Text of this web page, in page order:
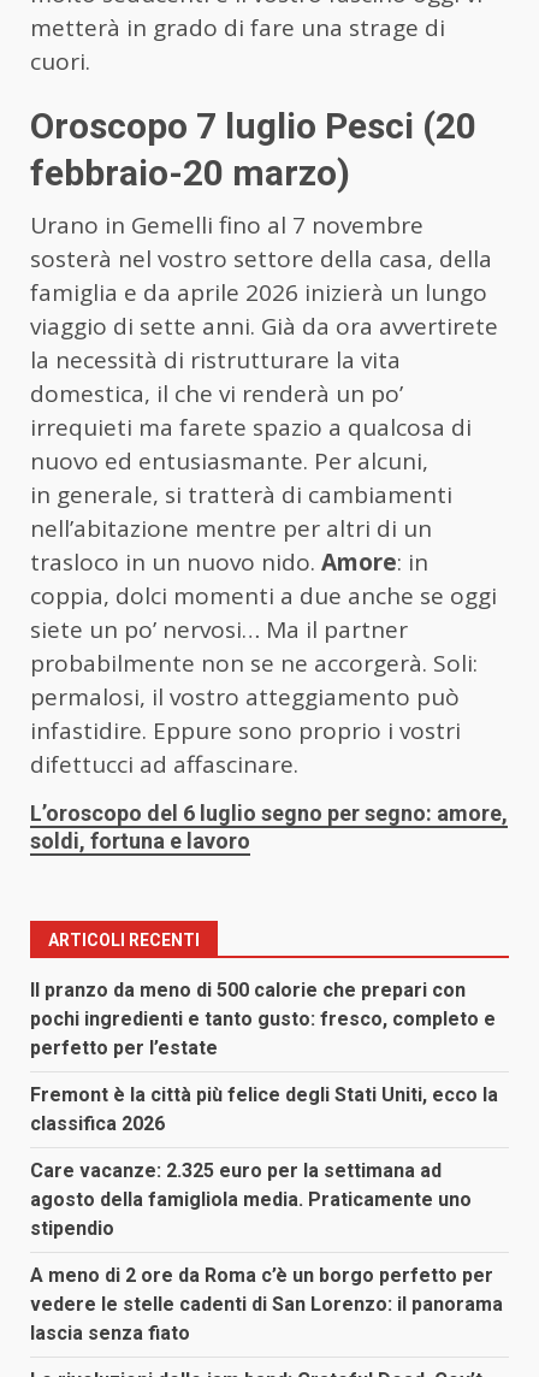
metterà in grado di fare una strage di
cuori.
Oroscopo 7 luglio Pesci (20
febbraio-20 marzo)
Urano in Gemelli fino al 7 novembre
sosterà nel vostro settore della casa, della
famiglia e da aprile 2026 inizierà un lungo
viaggio di sette anni. Già da ora avvertirete
la necessità di ristrutturare la vita
domestica, il che vi renderà un po’
irrequieti ma farete spazio a qualcosa di
nuovo ed entusiasmante. Per alcuni,
in generale, si tratterà di cambiamenti
nell’abitazione mentre per altri di un
trasloco in un nuovo nido. Amore: in
coppia, dolci momenti a due anche se oggi
siete un po’ nervosi… Ma il partner
probabilmente non se ne accorgerà. Soli:
permalosi, il vostro atteggiamento può
infastidire. Eppure sono proprio i vostri
difettucci ad affascinare.
L’oroscopo del 6 luglio segno per segno: amore,
soldi, fortuna e lavoro
ARTICOLI RECENTI
Il pranzo da meno di 500 calorie che prepari con
pochi ingredienti e tanto gusto: fresco, completo e
perfetto per l’estate
Fremont è la città più felice degli Stati Uniti, ecco la
classifica 2026
Care vacanze: 2.325 euro per la settimana ad
agosto della famigliola media. Praticamente uno
stipendio
A meno di 2 ore da Roma c’è un borgo perfetto per
vedere le stelle cadenti di San Lorenzo: il panorama
lascia senza fiato